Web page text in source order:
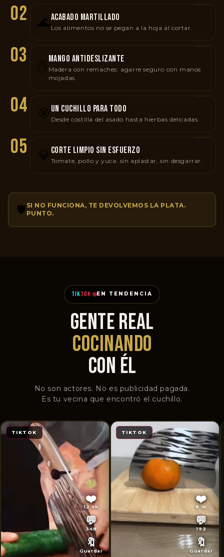
02 ACABADO MARTILLADO
Los alimentos no se pegan a la hoja al cortar.
03 MANGO ANTIDESLIZANTE
Madera con remaches: agarre seguro con manos
mojadas.
04 UN CUCHILLO PARA TODO
Desde costilla del asado hasta hierbas delicadas.
05 CORTE LIMPIO SIN ESFUERZO
Tomate, pollo y yuca: sin aplastar, sin desgarrar.
🛡️ SI NO FUNCIONA, TE DEVOLVEMOS LA PLATA.
PUNTO.
TIKTOK· EN TENDENCIA
GENTE REAL
COCINANDO
CON ÉL
No son actores. No es publicidad pagada.
Es tu vecina que encontró el cuchillo.
TIKTOK
❤️
12.4K
💬
348
🔖
Guardar
TIKTOK
❤️
8.1K
💬
192
🔖
Guardar